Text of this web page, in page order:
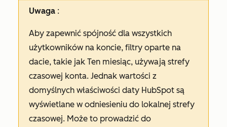
Uwaga :
Aby zapewnić spójność dla wszystkich
użytkowników na koncie, filtry oparte na
dacie, takie jak Ten miesiąc, używają strefy
czasowej konta. Jednak wartości z
domyślnych właściwości daty HubSpot są
wyświetlane w odniesieniu do lokalnej strefy
czasowej. Może to prowadzić do